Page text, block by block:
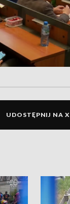
UDOSTĘPNIJ NA X